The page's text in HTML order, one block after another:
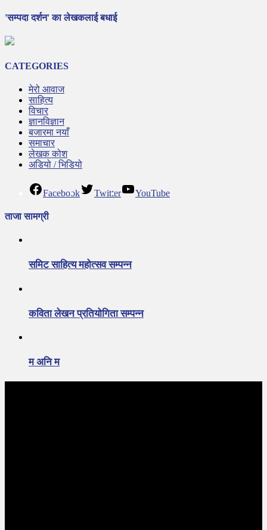
'सम्पदा दर्शन' का लेखकलाई बधाई
CATEGORIES
मेरो आवाज
साहित्य
विचार
ज्ञानविज्ञान
बजारमा नयाँ
समाचार
लेखक कोश
अडियो / भिडियो
Facebook Twitter YouTube
ताजा सामग्री
समिट साहित्य महोत्सव सम्पन्न
कविता लेखन प्रतियोगिता सम्पन्न
म अनि म